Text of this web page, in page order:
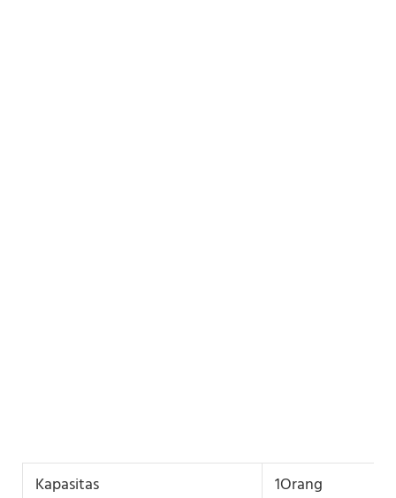
Kapasitas 1Orang